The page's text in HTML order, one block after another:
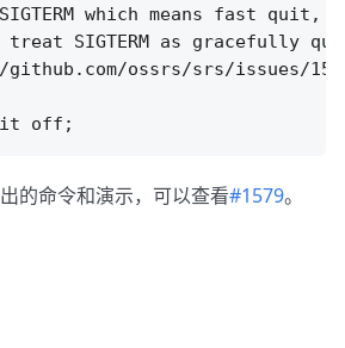
which means fast quit,
treat SIGTERM as gracefully
ossrs/srs/issues/
的命令和演示，可以查看#1579。